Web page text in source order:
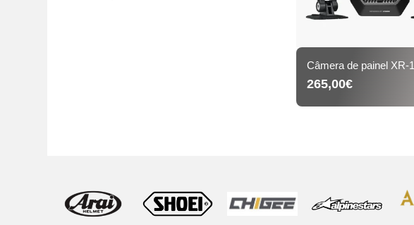
Câmera de painel XR-1
265,00€